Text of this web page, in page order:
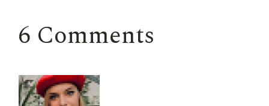
6 Comments